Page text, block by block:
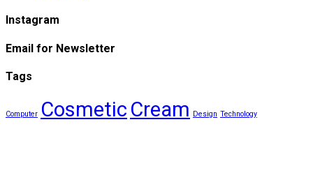
Instagram
Email for Newsletter
Tags
Computer Cosmetic Cream Design Technology